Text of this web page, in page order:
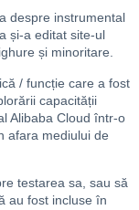
despre instrumental
și-a editat site-ul
și minoritare.
/ funcție care a fost
capacității
Alibaba Cloud într-o
afara mediului de
testarea sa, sau să
au fost incluse în